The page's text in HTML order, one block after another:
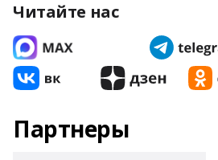
Читайте нас
Партнеры